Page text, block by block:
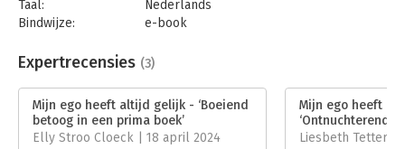
Taal:
Nederlands
Bindwijze:
e-book
Bestandsformaat:
epub
Uitgever:
Meulenhoff
Druk:
1
Verschijningsdatum:
12-9-2023
Expertrecensies (3)
Mijn ego heeft altijd gelijk - ‘Boeiend
betoog in een prima boek’
Elly Stroo Cloeck | 18 april 2024
Mijn ego heeft
‘Ontnuchterend
Liesbeth Tettero